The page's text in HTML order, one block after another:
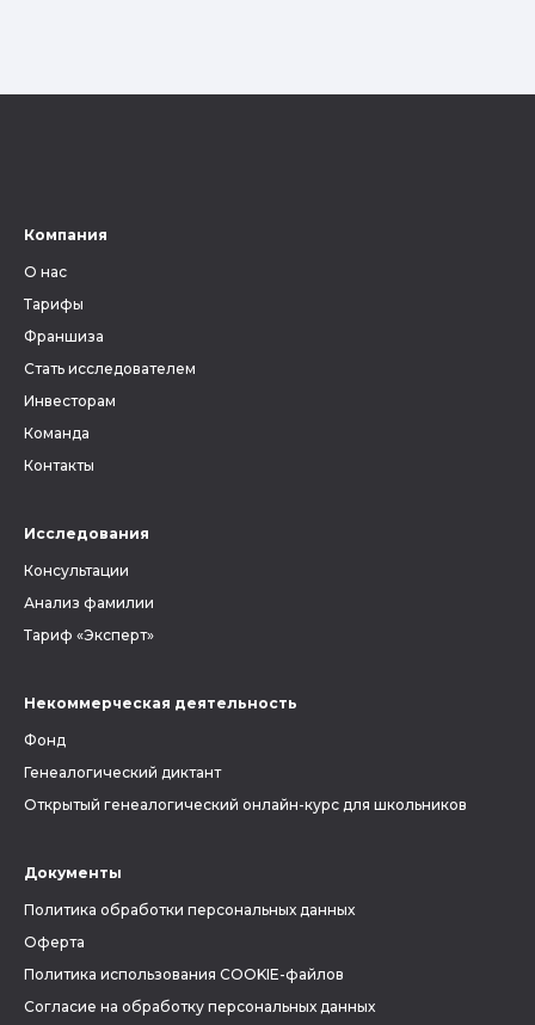
Компания
О нас
Тарифы
Франшиза
Стать исследователем
Инвесторам
Команда
Контакты
Исследования
Консультации
Анализ фамилии
Тариф «Эксперт»
Некоммерческая деятельность
Фонд
Генеалогический диктант
Открытый генеалогический онлайн-курс для школьников
Документы
Политика обработки персональных данных
Оферта
Политика использования COOKIE-файлов
Согласие на обработку персональных данных